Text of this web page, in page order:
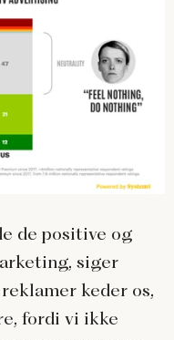
de positive og
siger
keder os,
fordi vi ikke